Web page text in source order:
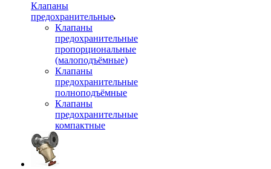
Клапаны
предохранительные
Клапаны
предохранительные
пропорциональные
(малоподъёмные)
Клапаны
предохранительные
полноподъёмные
Клапаны
предохранительные
компактные